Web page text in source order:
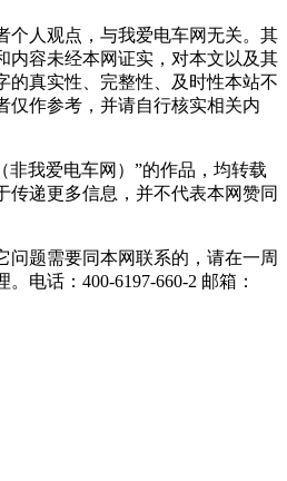
个人观点，与我爱电车网无关。其
内容未经本网证实，对本文以及其
的真实性、完整性、及时性本站不
仅作参考，并请自行核实相关内
非我爱电车网）”的作品，均转载
传递更多信息，并不代表本网赞同
问题需要同本网联系的，请在一周
电话：400-6197-660-2 邮箱：